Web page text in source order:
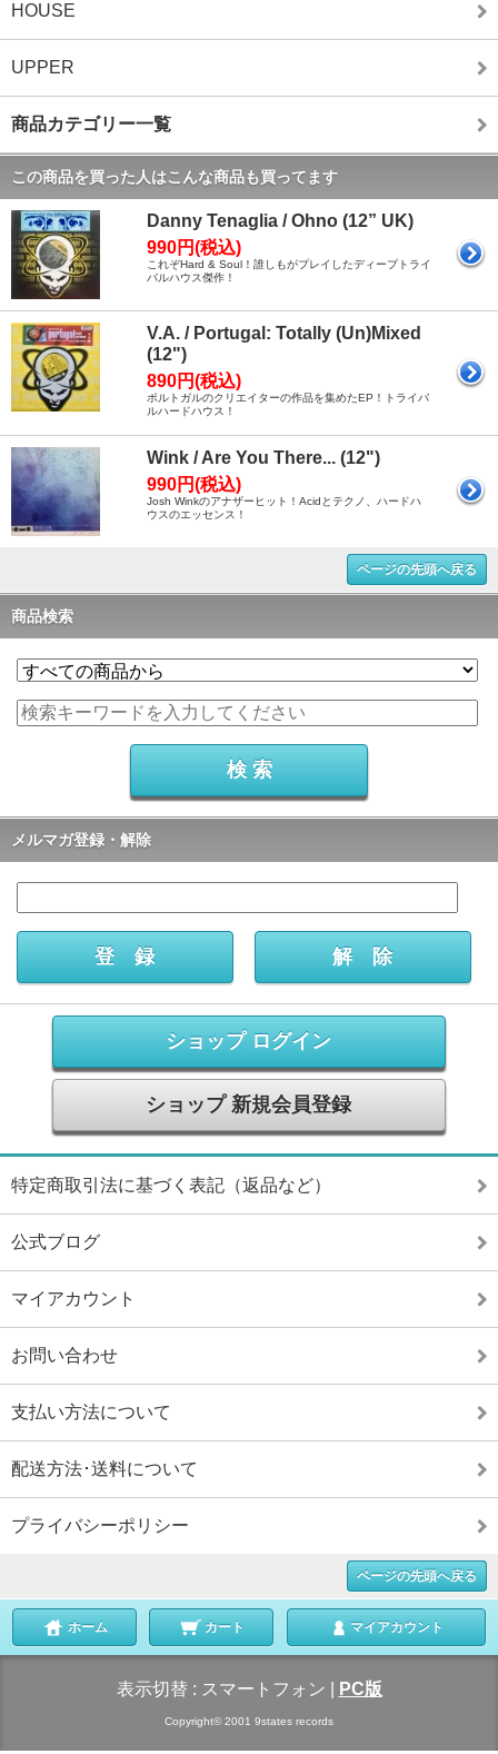
HOUSE
UPPER
商品カテゴリー一覧
この商品を買った人はこんな商品も買ってます
Danny Tenaglia / Ohno (12” UK)
990円(税込)
これぞHard & Soul！誰しもがプレイしたディープトライ
バルハウス傑作！
V.A. / Portugal: Totally (Un)Mixed
(12")
890円(税込)
ポルトガルのクリエイターの作品を集めたEP！トライバ
ルハードハウス！
Wink / Are You There... (12")
990円(税込)
Josh Winkのアナザーヒット！Acidとテクノ、ハードハ
ウスのエッセンス！
ページの先頭へ戻る
商品検索
メルマガ登録・解除
ショップ ログイン
ショップ 新規会員登録
特定商取引法に基づく表記（返品など）
公式ブログ
マイアカウント
お問い合わせ
支払い方法について
配送方法･送料について
プライバシーポリシー
ページの先頭へ戻る
ホーム カート マイアカウント
表示切替 : スマートフォン PC版
Copyright© 2001 9states records